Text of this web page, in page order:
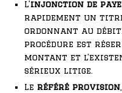
L’injonction de
rapidement un
ordonnant au
procédure est
montant et
sérieux litige.
Le référé provision